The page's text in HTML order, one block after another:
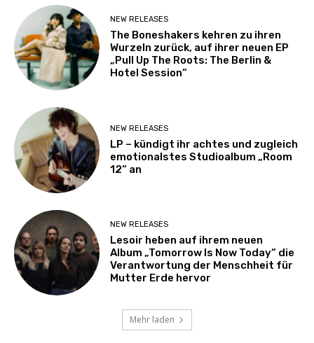
NEW RELEASES
The Boneshakers kehren zu ihren
Wurzeln zurück, auf ihrer neuen EP
„Pull Up The Roots: The Berlin &
Hotel Session“
NEW RELEASES
LP – kündigt ihr achtes und zugleich
emotionalstes Studioalbum „Room
12“ an
NEW RELEASES
Lesoir heben auf ihrem neuen
Album „Tomorrow Is Now Today“ die
Verantwortung der Menschheit für
Mutter Erde hervor
Mehr laden